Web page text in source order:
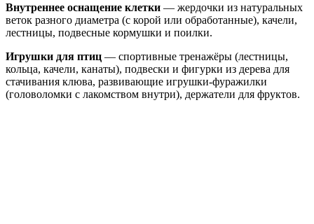
Внутреннее оснащение клетки — жердочки из натуральных
веток разного диаметра (с корой или обработанные), качели,
лестницы, подвесные кормушки и поилки.
Игрушки для птиц — спортивные тренажёры (лестницы,
кольца, качели, канаты), подвески и фигурки из дерева для
стачивания клюва, развивающие игрушки-фуражилки
(головоломки с лакомством внутри), держатели для фруктов.